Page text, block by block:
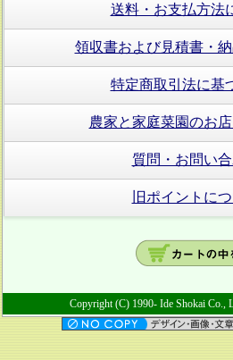
送料・お支払方法
領収書および見積書・
特定商取引法に基
農家と家庭菜園のお
質問・お問い
旧ポイントに
Copyright (C) 1990- Ide Shokai Co.,